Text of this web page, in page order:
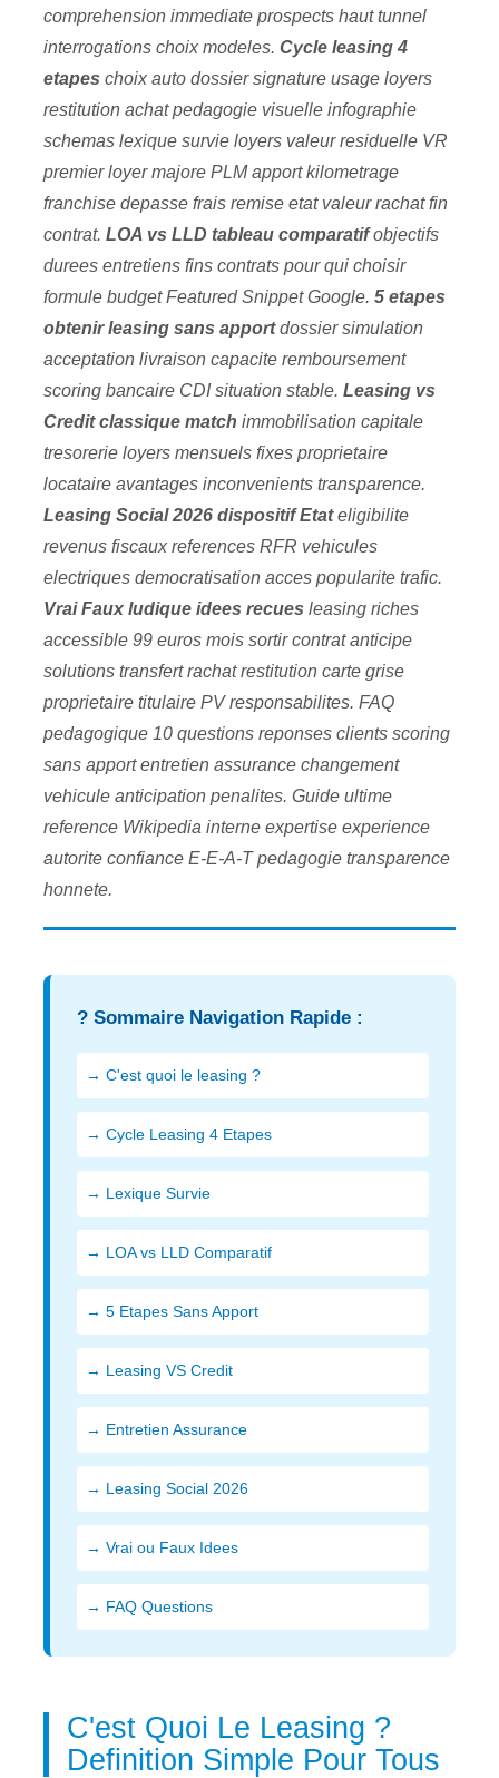
comprehension immediate prospects haut tunnel
interrogations choix modeles. Cycle leasing 4
etapes choix auto dossier signature usage loyers
restitution achat pedagogie visuelle infographie
schemas lexique survie loyers valeur residuelle VR
premier loyer majore PLM apport kilometrage
franchise depasse frais remise etat valeur rachat fin
contrat. LOA vs LLD tableau comparatifobjectifs
durees entretiens fins contrats pour qui choisir
formule budget Featured Snippet Google. 5 etapes
obtenir leasing sans apportdossier simulation
acceptation livraison capacite remboursement
scoring bancaire CDI situation stable. Leasing vs
Credit classique match immobilisation capitale
tresorerie loyers mensuels fixes proprietaire
locataire avantages inconvenients transparence.
Leasing Social 2026 dispositif Etateligibilite
revenus fiscaux references RFR vehicules
electriques democratisation acces popularite trafic.
Vrai Faux ludique idees recues leasing riches
accessible 99 euros mois sortir contrat anticipe
solutions transfert rachat restitution carte grise
proprietaire titulaire PV responsabilites. FAQ
pedagogique 10 questions reponses clients scoring
sans apport entretien assurance changement
vehicule anticipation penalites. Guide ultime
reference Wikipedia interne expertise experience
autorite confiance E-E-A-T pedagogie transparence
honnete.
? Sommaire Navigation Rapide :
→ C'est quoi le leasing ?
→ Cycle Leasing 4 Etapes
→ Lexique Survie
→ LOA vs LLD Comparatif
→ 5 Etapes Sans Apport
→ Leasing VS Credit
→ Entretien Assurance
→ Leasing Social 2026
→ Vrai ou Faux Idees
→ FAQ Questions
C'est Quoi Le Leasing ?
Definition Simple Pour Tous